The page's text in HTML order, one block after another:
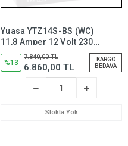
Yuasa YTZ14S-BS (WC)
11,8 Amper 12 Volt 230
CCA Motosiklet Aküsü
Bakım
Gerektirmez,YTZ14SBS
%13
7.840,00 TL
6.860,00 TL
KARGO
BEDAVA
Stokta Yok